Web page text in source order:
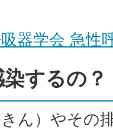
吸器学会 急性
するの？
ん）やその